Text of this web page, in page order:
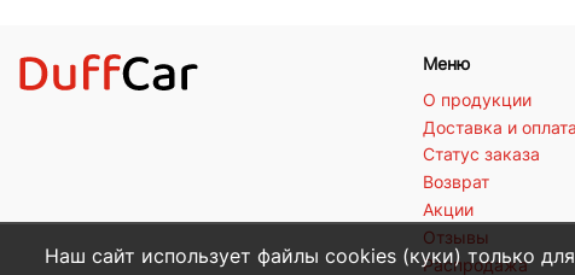
Меню
О продукции
Доставка и оплата
Статус заказа
Возврат
Акции
Отзывы
Распродажа
Наш сайт использует файлы cookies (куки) только